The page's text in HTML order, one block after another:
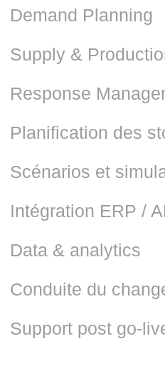
Demand Planning
Supply &
Response
Planification des
Scénarios et
Intégration ERP /
Data & analytics
Conduite du
Support post go-